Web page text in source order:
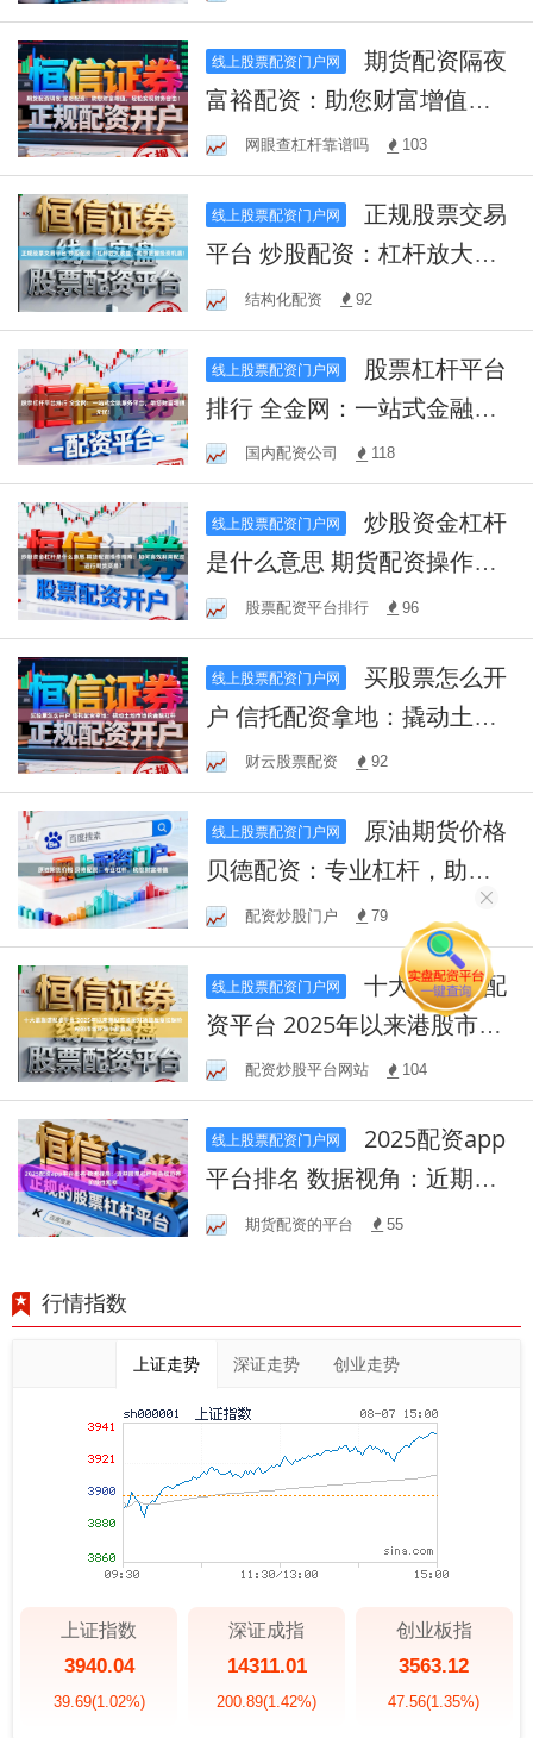
线上股票配资门户网
期货配资隔夜
富裕配资：助您财富增值，
轻松实现财务自由！
网眼查杠杆靠谱吗 103
线上股票配资门户网
平台 炒股配资：杠杆放大收
益，助您把握投资机遇！
结构化配资 92
线上股票配资门户网
排行 全金网：一站式金融服
务平台，助您财富增值无
忧！
国内配资公司 118
线上股票配资门户网
炒股资金杠杆
是什么意思 期货配资操作指
南：如何高效利用配资进行
期货交易？
股票配资平台排行 96
线上股票配资门户网
买股票怎么开
户 信托配资拿地：撬动土地
市场的金融杠杆
财云股票配资 92
线上股票配资门户网
贝德配资：专业杠杆，助您
财富增值
配资炒股门户 79
线上股票配资门户网
十大最靠谱配
资平台 2025年以来港股市场
面对指数反复拉锯阶段的市
场环境中配资风
配资炒股平台网站 104
线上股票配资门户网
平台排名 数据视角：近期股
票杠杆与合规边界阶段性观
期货配资的平台 55
行情指数
上证走势 深证走势 创业走势
上证指数
3940.04
39.69(1.02%)
深证成指
14311.01
200.89(1.42%)
创业板指
3563.12
47.56(1.35%)